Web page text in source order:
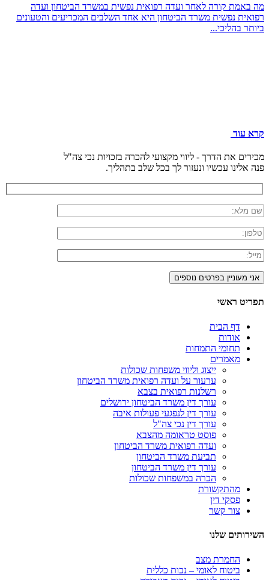
מה באמת קורה לאחר ועדה רפואית נפשית במשרד הביטחון ועדה
רפואית נפשית משרד הביטחון היא אחד השלבים המכריעים והטעונים
ביותר בהליכי...
קרא עוד
מכירים את הדרך - ליווי מקצועי להכרה בזכויות נכי צה"ל
פנה אלינו עכשיו ונעזור לך בכל שלב בתהליך.
תפריט ראשי
דף הבית
אודות
תחומי התמחות
מאמרים
ייצוג וליווי משפחות שכולות
ערעור על ועדה רפואית משרד הביטחון
רשלנות רפואית בצבא
עורך דין משרד הביטחון ירושלים
עורך דין לנפגעי פעולות איבה
עורך דין נכי צה"ל
פוסט טראומה מהצבא
ועדה רפואית משרד הביטחון
תביעת משרד הביטחון
עורך דין משרד הביטחון
הכרה במשפחות שכולות
מהתקשורת
פסקי דין
צור קשר
השירותים שלנו
החמרת מצב
ביטוח לאומי – נכות כללית